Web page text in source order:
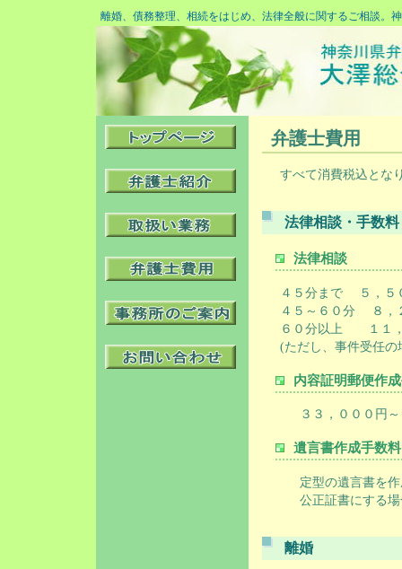
離婚、債務整理、相続をはじめ、法律全般に関するご相談
弁護士費用
すべて消費税込とな
法律相談・手数料
法律相談
４５分まで ５，５
４５～６０分 ８，
６０分以上 １１
(ただし、事件受任
内容証明郵便作
３３，０００円～
遺言書作成手数料
定型の遺言書を作成
公正証書にする場
離婚